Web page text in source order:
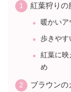
紅葉狩りの
暖かいア
歩きやす
紅葉に映
め
ブラウンの